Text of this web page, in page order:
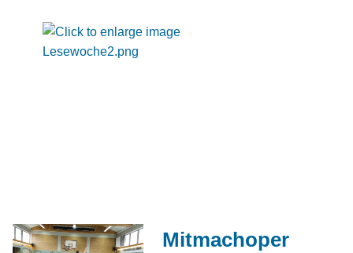
Mitmachoper